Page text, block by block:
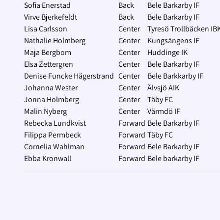
Sofia Enerstad
Virve Bjerkefeldt
Lisa Carlsson
Nathalie Holmberg
Maja Bergbom
Elsa Zettergren
Denise Funcke Hägerstrand
Johanna Wester
Jonna Holmberg
Malin Nyberg
Rebecka Lundkvist
Filippa Permbeck
Cornelia Wahlman
Ebba Kronwall
Back
Back
Center
Center
Center
Center
Center
Center
Center
Center
Forward
Forward
Forward
Forward
Bele Barkarby IF
Bele Barkarby IF
Tyresö Trollbäcken
Kungsängens IF
Huddinge IK
Bele Barkarby IF
Bele Barkkarby IF
Älvsjö AIK
Täby FC
Värmdö IF
Bele Barkarby IF
Täby FC
Bele Barkarby IF
Bele barkarby IF